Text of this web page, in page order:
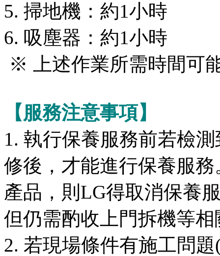
5. 掃地機：約1小時
6. 吸塵器：約1小時
※ 上述作業所需時間可
【服務注意事項】
1. 執行保養服務前若檢
修後，才能進行保養服
產品，則LG得取消保養
但仍需酌收上門拆機等
2. 若現場條件有施工問